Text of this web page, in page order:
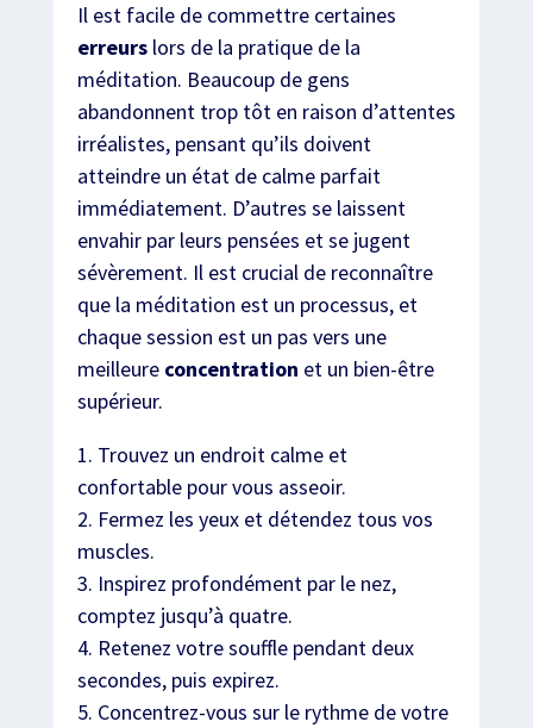
Il est facile de commettre certaines
erreurslors de la pratique de la
méditation. Beaucoup de gens
abandonnent trop tôt en raison d’attentes
irréalistes, pensant qu’ils doivent
atteindre un état de calme parfait
immédiatement. D’autres se laissent
envahir par leurs pensées et se jugent
sévèrement. Il est crucial de reconnaître
que la méditation est un processus, et
chaque session est un pas vers une
meilleure concentration et un bien-être
supérieur.
1. Trouvez un endroit calme et
confortable pour vous asseoir.
2. Fermez les yeux et détendez tous vos
muscles.
3. Inspirez profondément par le nez,
comptez jusqu’à quatre.
4. Retenez votre souffle pendant deux
secondes, puis expirez.
5. Concentrez-vous sur le rythme de votre